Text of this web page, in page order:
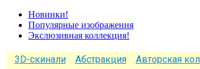
Новинки!
Популярные изображения
Экслюзивная коллекция!
3D-скинали Абстракция Авторская